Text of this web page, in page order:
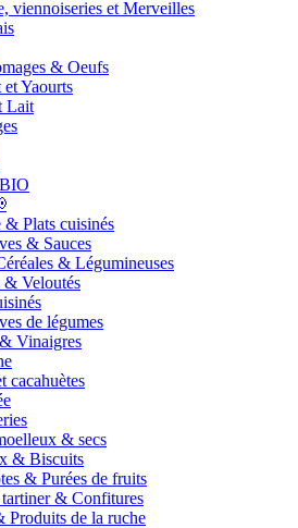
viennoiseries et Merveilles
& Oeufs
et Yaourts
Lait
& Plats cuisinés
& Sauces
& Légumineuses
& Veloutés
de légumes
Vinaigres
cacahuètes
& secs
& Biscuits
& Purées de fruits
tartiner & Confitures
Produits de la ruche